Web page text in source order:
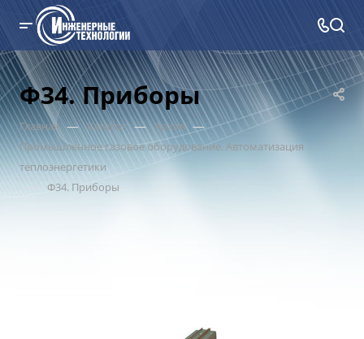
Ф34. Приборы
Главная — Каталог — Архив —
Промышленное газовое оборудование. Автоматизация
теплоэнергетики
— Ф34. Приборы